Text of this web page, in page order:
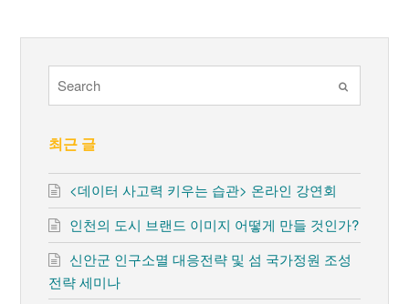
최근 글
<데이터 사고력 키우는 습관> 온라인 강연회
인천의 도시 브랜드 이미지 어떻게 만들 것인가?
신안군 인구소멸 대응전략 및 섬 국가정원 조성
전략 세미나